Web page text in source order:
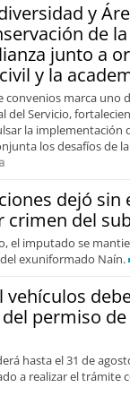
y
de
junto a
y la
convenios marca uno
del Servicio,
la implementación
los desafíos de
dejó sin
crimen del
el imputado se
exuniformado Naín.
vehículos
permiso
hasta el 31 de
a realizar el trámite